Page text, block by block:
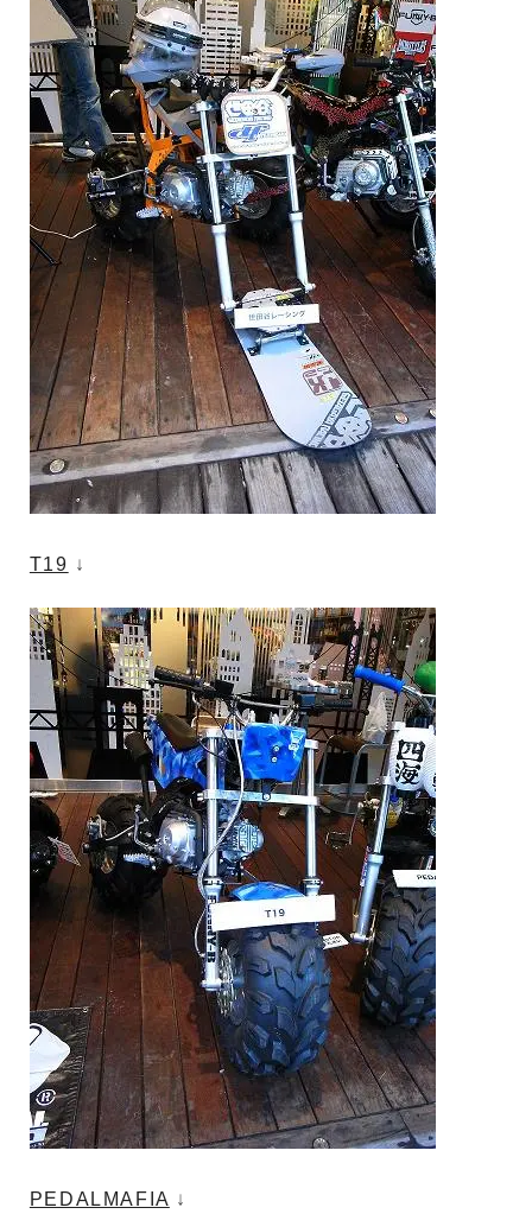
T19 ↓
PEDALMAFIA ↓